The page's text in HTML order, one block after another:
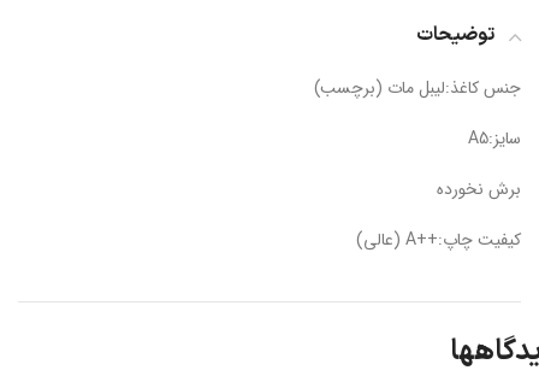
توضیحات
جنس کاغذ:لیبل مات (برچسب)
سایز:A5
برش نخورده
کیفیت چاپ:++A (عالی)